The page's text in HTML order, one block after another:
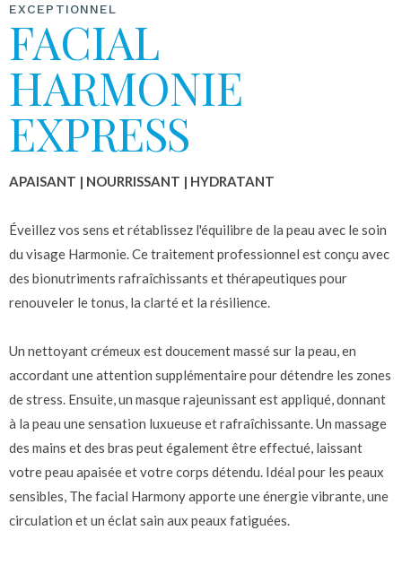
EXCEPTIONNEL
FACIAL
HARMONIE
EXPRESS
APAISANT | NOURRISSANT | HYDRATANT
Éveillez vos sens et rétablissez l'équilibre de la peau avec le soin
du visage Harmonie. Ce traitement professionnel est conçu avec
des bionutriments rafraîchissants et thérapeutiques pour
renouveler le tonus, la clarté et la résilience.
Un nettoyant crémeux est doucement massé sur la peau, en
accordant une attention supplémentaire pour détendre les zones
de stress. Ensuite, un masque rajeunissant est appliqué, donnant
à la peau une sensation luxueuse et rafraîchissante. Un massage
des mains et des bras peut également être effectué, laissant
votre peau apaisée et votre corps détendu. Idéal pour les peaux
sensibles, The facial Harmony apporte une énergie vibrante, une
circulation et un éclat sain aux peaux fatiguées.